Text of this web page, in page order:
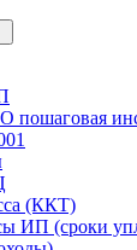
пошаговая
(ККТ)
ИП (сроки